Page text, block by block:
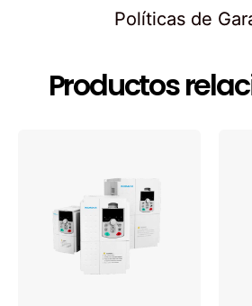
Políticas de
Productos